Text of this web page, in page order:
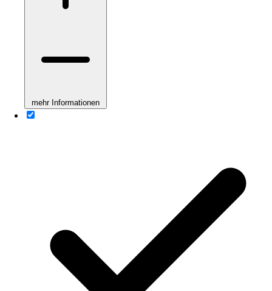
mehr Informationen